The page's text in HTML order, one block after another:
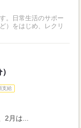
。日常生活のサポー
）をはじめ、レクリ
支給
月は...